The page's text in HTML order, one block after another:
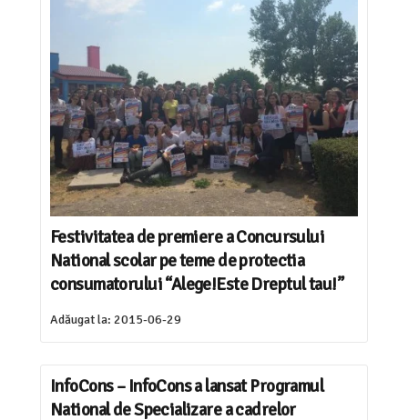
Festivitatea de premiere a Concursului
National scolar pe teme de protectia
consumatorului “Alege!Este Dreptul tau!”
Adăugat la: 2015-06-29
InfoCons – InfoCons a lansat Programul
National de Specializare a cadrelor